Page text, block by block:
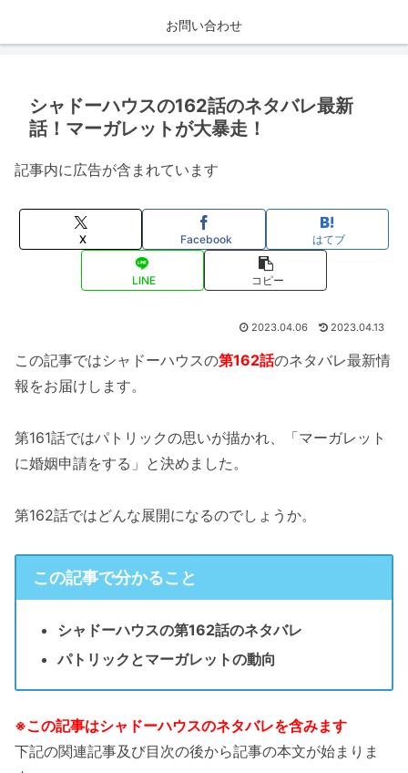
お問い合わせ
シャドーハウスの162話のネタバレ最新
話！マーガレットが大暴走！
記事内に広告が含まれています
X Facebook はてブ
LINE コピー
2023.04.06 2023.04.13
この記事ではシャドーハウスの第162話のネタバレ最新情
報をお届けします。
第161話ではパトリックの思いが描かれ、「マーガレット
に婚姻申請をする」と決めました。
第162話ではどんな展開になるのでしょうか。
この記事で分かること
シャドーハウスの第162話のネタバレ
パトリックとマーガレットの動向
※この記事はシャドーハウスのネタバレを含みます
下記の関連記事及び目次の後から記事の本文が始まりま